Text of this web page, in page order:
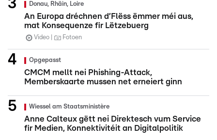
Donau, Rhäin, Loire
An Europa dréchnen d’Flëss ëmmer méi aus,
mat Konsequenze fir Lëtzebuerg
Video Fotoen
Opgepasst
CMCM mellt nei Phishing-Attack,
Memberskaarte mussen net erneiert ginn
Wiessel am Staatsministère
Anne Calteux gëtt nei Direktesch vum Service
fir Medien, Konnektivitéit an Digitalpolitik